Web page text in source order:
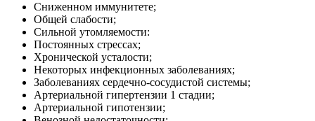
Сниженном иммунитете;
Общей слабости;
Сильной утомляемости:
Постоянных стрессах;
Хронической усталости;
Некоторых инфекционных заболеваниях;
Заболеваниях сердечно-сосудистой системы;
Артериальной гипертензии 1 стадии;
Артериальной гипотензии;